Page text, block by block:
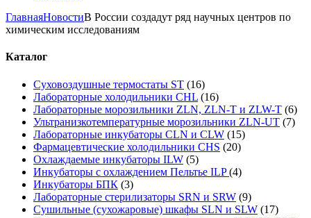
ГлавнаяНовостиВ России создадут ряд научных центров по
химическим исследованиям
Каталог
Суховоздушные термостаты ST (16)
Лабораторные холодильники CHL (16)
Лабораторные морозильники ZLN, ZLN-T и ZLW-T (6)
Ультранизкотемпературные морозильники ZLN-UT (7)
Лабораторные инкубаторы CLN и CLW (15)
Фармацевтические холодильники CHS (20)
Охлаждаемые инкубаторы ILW (5)
Инкубаторы с охлаждением Пельтье ILP(4)
Инкубаторы БПК (3)
Лабораторные стерилизаторы SRN и SRW (9)
Сушильные (сухожаровые) шкафы SLN и SLW (17)